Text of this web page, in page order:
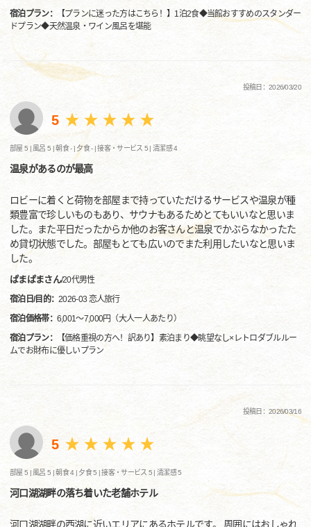
宿泊プラン：
【プランに迷った方はこちら！】1泊2食◆当館おすすめのスタンダー
ドプラン◆天然温泉・ワイン風呂を堪能
投稿日：2026/03/20
5
部屋 5 | 風呂 5 |朝食 - | 夕食 - |接客・サービス 5 |清潔感 4
温泉があるのが最高
ロビーに着くと荷物を部屋まで持っていただけるサービスや温泉が種
類豊富で珍しいものもあり、サウナもあるためとてもいいなと思いま
した。また平日だったからか他のお客さんと温泉でかぶらなかったた
め貸切状態でした。部屋もとても広いのでまた利用したいなと思いま
した。
ぱまぱまさん/20代男性
宿泊日/目的：2026-03 恋人旅行
宿泊価格帯： 6,001～7,000円（大人一人あたり）
宿泊プラン：
【価格重視の方へ！訳あり】素泊まり◆眺望なし×レトロダブルルー
ムでお財布に優しいプラン
投稿日：2026/03/16
5
部屋 5 | 風呂 5 |朝食 4 | 夕食 5 |接客・サービス 5 |清潔感 5
河口湖湖畔の落ち着いた老舗ホテル
河口湖湖畔の西湖に近いエリアにあるホテルです。 周囲にはおしゃれ